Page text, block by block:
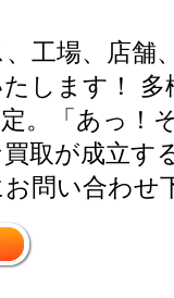
工場、店舗
します！ 多
。「あっ！
取が成立す
問い合わせ